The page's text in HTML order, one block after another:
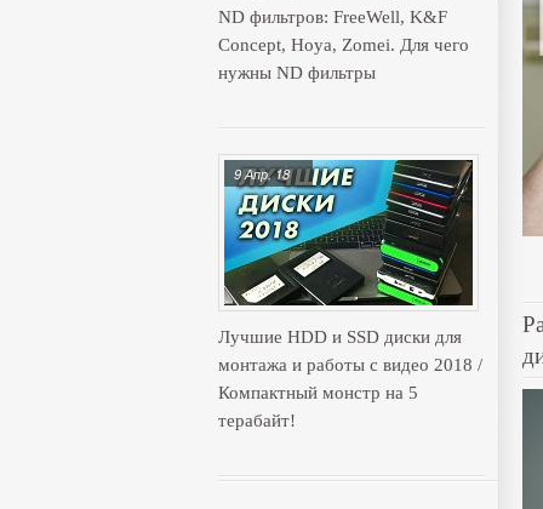
ND фильтров: FreeWell, K&F
Concept, Hoya, Zomei. Для чего
нужны ND фильтры
Лучшие HDD и SSD диски для
монтажа и работы с видео 2018 /
Компактный монстр на 5
терабайт!
9 Апр, 18